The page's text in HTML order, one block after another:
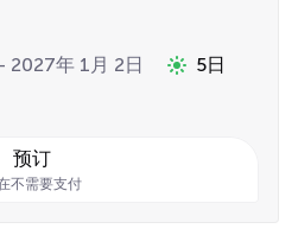
2027年 1月 2日
5日
预订
不需要支付